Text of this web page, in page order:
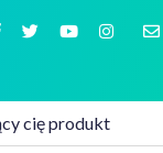
cię produkt